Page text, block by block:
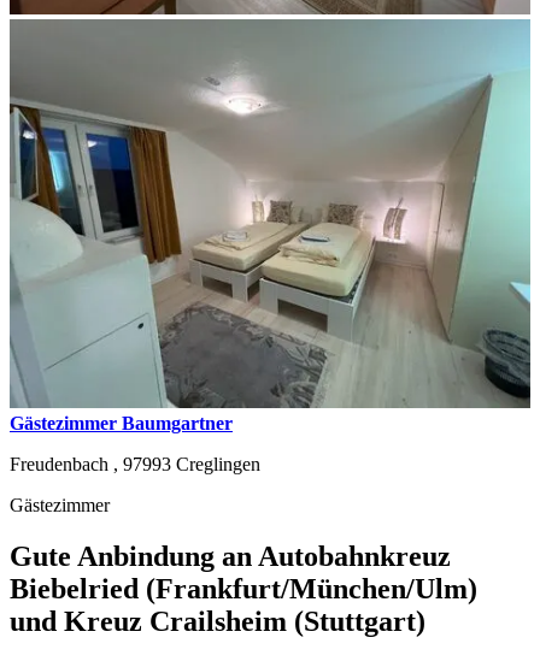
Gästezimmer Baumgartner
Freudenbach , 97993 Creglingen
Gästezimmer
Gute Anbindung an Autobahnkreuz
Biebelried (Frankfurt/München/Ulm)
und Kreuz Crailsheim (Stuttgart)